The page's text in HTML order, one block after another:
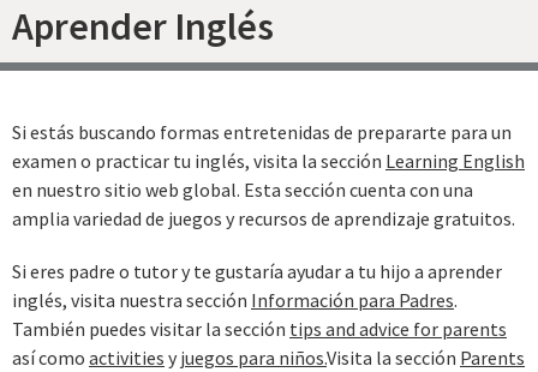
Aprender Inglés
Si estás buscando formas entretenidas de prepararte para un
examen o practicar tu inglés, visita la sección Learning English
en nuestro sitio web global. Esta sección cuenta con una
amplia variedad de juegos y recursos de aprendizaje gratuitos.
Si eres padre o tutor y te gustaría ayudar a tu hijo a aprender
inglés, visita nuestra sección Información para Padres.
También puedes visitar la sección tips and advice for parents
así como activities y juegos para niños.Visita la sección Parents